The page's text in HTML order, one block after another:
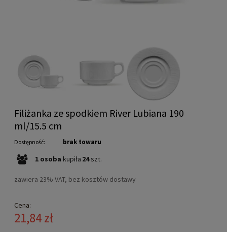
Filiżanka ze spodkiem River Lubiana 190
ml/15.5 cm
Dostępność: brak towaru
1 osoba kupiła 24 szt.
zawiera 23% VAT, bez kosztów dostawy
Cena:
21,84 zł